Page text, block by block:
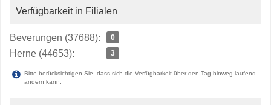
Verfügbarkeit in Filialen
Beverungen (37688): 0
Herne (44653): 3
Bitte berücksichtigen Sie, dass sich die Verfügbarkeit über den Tag hinweg laufend
ändern kann.